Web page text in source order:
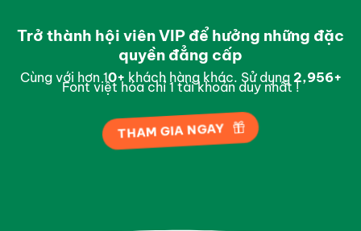
Trở thành hội viên VIP để hưởng những đặc
quyền đẳng cấp
Cùng với hơn 10+ khách hàng khác. Sử dụng 2,998+
Font việt hóa chỉ 1 tài khoản duy nhất !
THAM GIA NGAY